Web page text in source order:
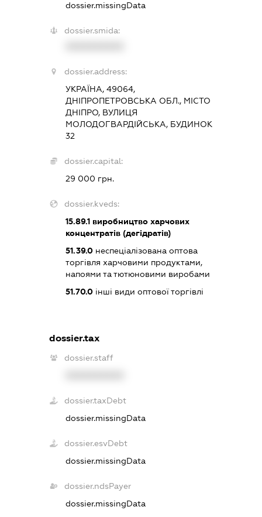
dossier.missingData
dossier.smida:
dossier.address:
УКРАЇНА, 49064,
ДНІПРОПЕТРОВСЬКА ОБЛ., МІСТО
ДНІПРО, ВУЛИЦЯ
МОЛОДОГВАРДІЙСЬКА, БУДИНОК
32
dossier.capital:
29 000 грн.
dossier.kveds:
15.89.1 виробництво харчових
концентратів (дегідратів)
51.39.0 неспеціалізована оптова
торгівля харчовими продуктами,
напоями та тютюновими виробами
51.70.0 інші види оптової торгівлі
dossier.tax
dossier.staff
dossier.taxDebt
dossier.missingData
dossier.esvDebt
dossier.missingData
dossier.ndsPayer
dossier.missingData